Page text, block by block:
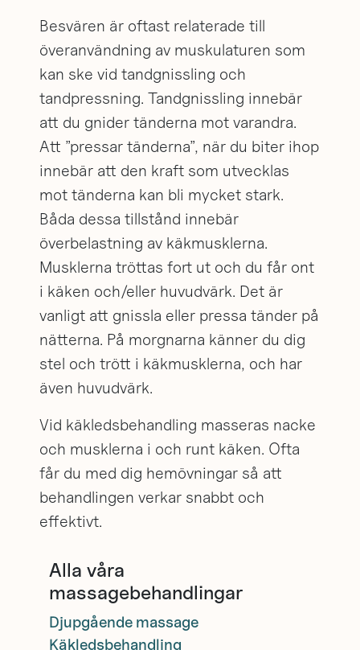
Besvären är oftast relaterade till
överanvändning av muskulaturen som
kan ske vid tandgnissling och
tandpressning. Tandgnissling innebär
att du gnider tänderna mot varandra.
Att ”pressar tänderna”, när du biter ihop
innebär att den kraft som utvecklas
mot tänderna kan bli mycket stark.
Båda dessa tillstånd innebär
överbelastning av käkmusklerna.
Musklerna tröttas fort ut och du får ont
i käken och/eller huvudvärk. Det är
vanligt att gnissla eller pressa tänder på
nätterna. På morgnarna känner du dig
stel och trött i käkmusklerna, och har
även huvudvärk.
Vid käkledsbehandling masseras nacke
och musklerna i och runt käken. Ofta
får du med dig hemövningar så att
behandlingen verkar snabbt och
effektivt.
Alla våra
massagebehandlingar
Djupgående massage
Käkledsbehandling